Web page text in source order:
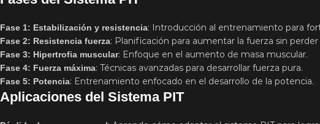
Fase 1: Estabilización y resistencia: Introducción al entrenamiento para
Fase 2: Resistencia fuerza: Planificación para aumentar la fuerza sin perder
Fase 3: Hipertrofia muscular: Enfoque en el aumento de masa muscular.
Fase 4: Fuerza máxima: Técnicas avanzadas para desarrollar fuerza pura.
Fase 5: Potencia: Entrenamiento enfocado en el desarrollo de la potencia.
Aplicaciones del Sistema PIT